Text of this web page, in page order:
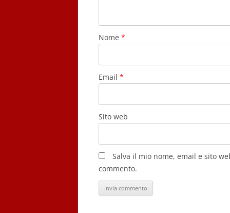
Nome *
Email *
Sito web
Salva il mio nome, email e sito
commento.